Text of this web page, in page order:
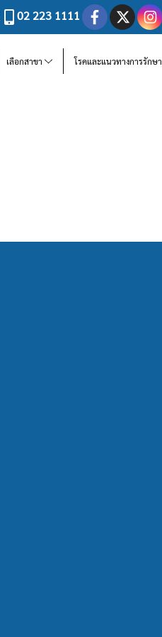
02 223 1111
เลือกสาขา โรคและแนวทางการรักษา